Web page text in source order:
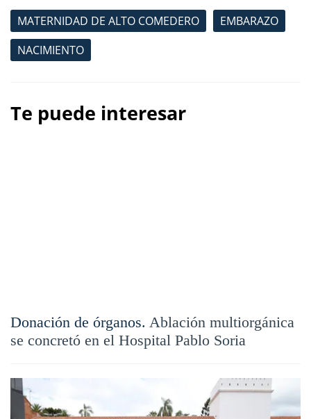
MATERNIDAD DE ALTO COMEDERO
EMBARAZO
NACIMIENTO
Te puede interesar
Donación de órganos. Ablación multiorgánica
se concretó en el Hospital Pablo Soria